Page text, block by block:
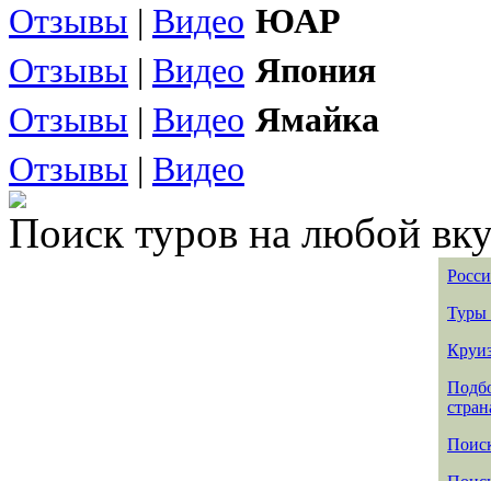
Отзывы | Видео ЮАР
Отзывы | Видео Япония
Отзывы | Видео Ямайка
Отзывы | Видео
Поиск туров на любой
Туры